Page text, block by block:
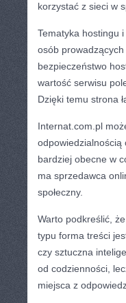
korzystać z sieci w
Tematyka hostingu
osób
bezpieczeństwo
wartość serwisu
Dzięki temu strona
Internat.com.pl
odpowiedzialnością
bardziej obecne w
ma sprzedawca
społeczny.
Warto podkreślić,
typu forma treści
czy sztuczna
od codzienności,
miejsca z